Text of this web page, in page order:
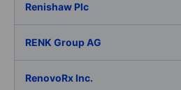
Renishaw Plc
RENK Group AG
RenovoRx Inc.